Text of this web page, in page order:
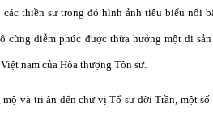
thiền sư trong đó hình ảnh tiêu biểu nổi
cùng diễm phúc được thừa hưởng một di
nam của Hòa thượng Tôn sư.
và tri ân đến chư vị Tổ sư đời Trần, một